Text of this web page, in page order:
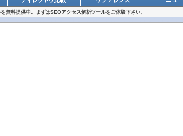
無料提供中。まずはSEOアクセス解析ツールをご体験下さい。